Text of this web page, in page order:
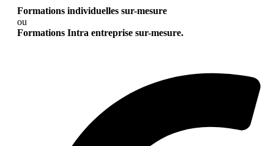
Formations individuelles sur-mesure
ou
Formations Intra entreprise sur-mesure.